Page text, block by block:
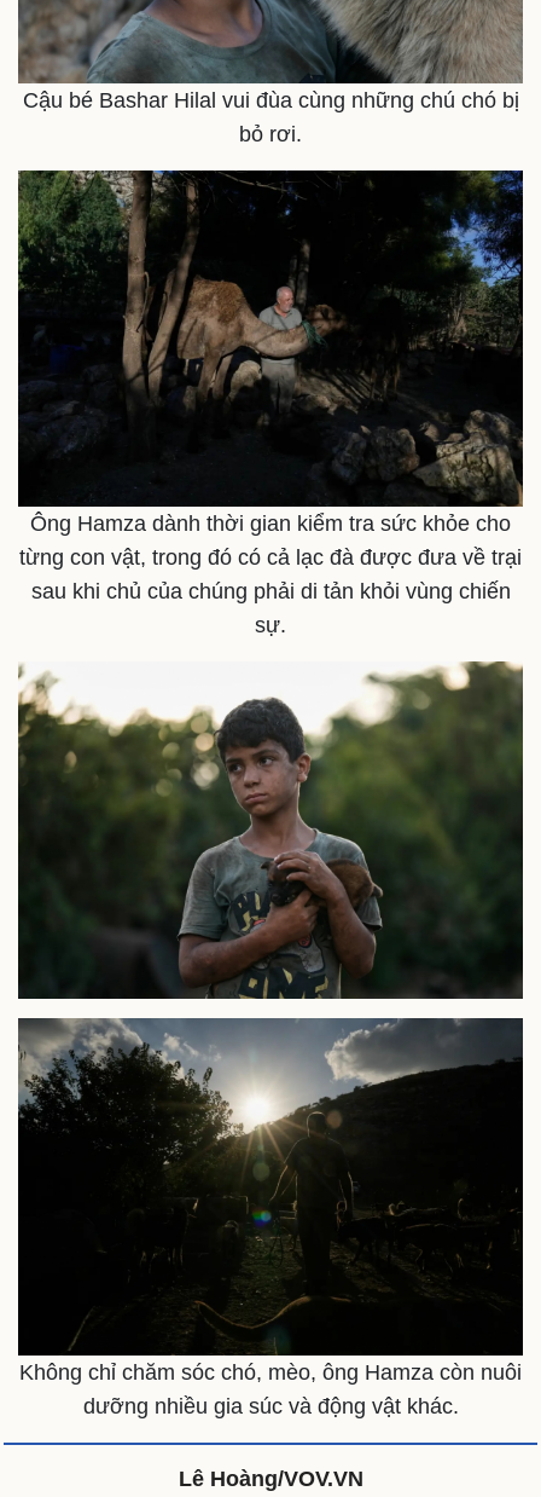
Thông tin doanh nghiệp
Doanh nghiệp 24h
Doanh nhân
Vì cộng đồng
Sành điệu
Tin Công nghệ
Trải nghiệm
Chuyển đổi số
Dinh dưỡng - món ngon
Nam khoa
Làm đẹp - giảm cân
Đời sống
Nhà đẹp
Blog
Tình yêu - Gia đình
Cậu bé Bashar Hilal vui đùa cùng những chú chó bị
bỏ rơi.
Ông Hamza dành thời gian kiểm tra sức khỏe cho
từng con vật, trong đó có cả lạc đà được đưa về trại
sau khi chủ của chúng phải di tản khỏi vùng chiến
sự.
Không chỉ chăm sóc chó, mèo, ông Hamza còn nuôi
dưỡng nhiều gia súc và động vật khác.
Lê Hoàng/VOV.VN